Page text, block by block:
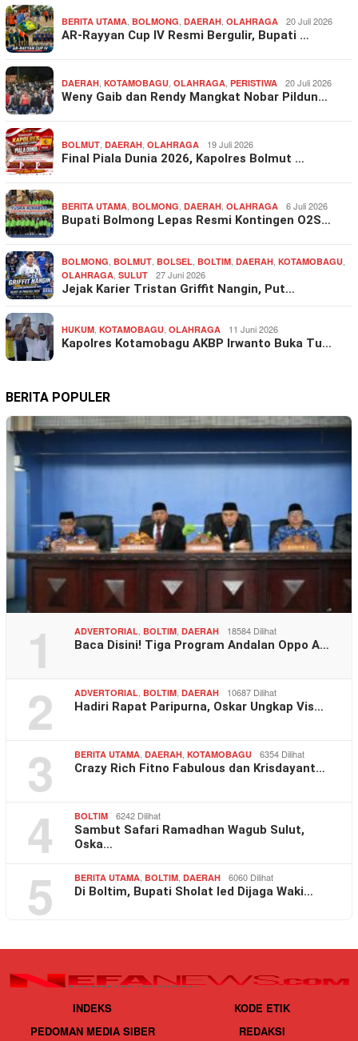
BERITA UTAMA, BOLMONG, DAERAH, OLAHRAGA 20 Juli 2026
AR-Rayyan Cup IV Resmi Bergulir, Bupati …
DAERAH, KOTAMOBAGU, OLAHRAGA, PERISTIWA 20 Juli 2026
Weny Gaib dan Rendy Mangkat Nobar Pildun…
BOLMUT, DAERAH, OLAHRAGA 19 Juli 2026
Final Piala Dunia 2026, Kapolres Bolmut …
BERITA UTAMA, BOLMONG, DAERAH, OLAHRAGA 6 Juli 2026
Bupati Bolmong Lepas Resmi Kontingen O2S…
BOLMONG, BOLMUT, BOLSEL, BOLTIM, DAERAH, KOTAMOBAGU,
OLAHRAGA, SULUT 27 Juni 2026
Jejak Karier Tristan Griffit Nangin, Put…
HUKUM, KOTAMOBAGU, OLAHRAGA 11 Juni 2026
Kapolres Kotamobagu AKBP Irwanto Buka Tu…
BERITA POPULER
1 ADVERTORIAL, BOLTIM, DAERAH 18584 Dilihat
Baca Disini! Tiga Program Andalan Oppo A…
2 ADVERTORIAL, BOLTIM, DAERAH 10687 Dilihat
Hadiri Rapat Paripurna, Oskar Ungkap Vis…
3 BERITA UTAMA, DAERAH, KOTAMOBAGU 6354 Dilihat
Crazy Rich Fitno Fabulous dan Krisdayant…
4 BOLTIM 6242 Dilihat
Sambut Safari Ramadhan Wagub Sulut,
Oska…
5 BERITA UTAMA, BOLTIM, DAERAH 6060 Dilihat
Di Boltim, Bupati Sholat Ied Dijaga Waki…
INDEKS
KODE ETIK
PEDOMAN MEDIA SIBER
REDAKSI